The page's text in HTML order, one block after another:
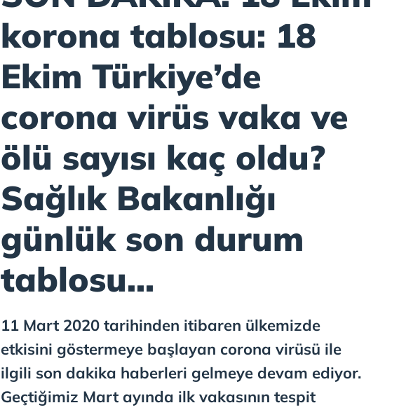
korona tablosu: 18
Ekim Türkiye’de
corona virüs vaka ve
ölü sayısı kaç oldu?
Sağlık Bakanlığı
günlük son durum
tablosu...
11 Mart 2020 tarihinden itibaren ülkemizde
etkisini göstermeye başlayan corona virüsü ile
ilgili son dakika haberleri gelmeye devam ediyor.
Geçtiğimiz Mart ayında ilk vakasının tespit